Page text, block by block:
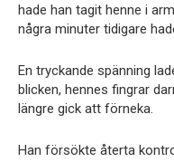
hade han tagit henne i
några minuter tidigare
En tryckande spänning
blicken, hennes fingrar
längre gick att förneka.
Han försökte återta